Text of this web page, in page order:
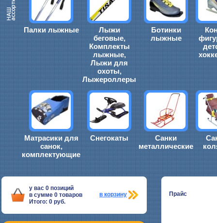
Палки лыжные
Лыжи
беговые,
Комплекты
лыжные,
Лыжи для
охоты,
Лыжероллеры
Ботинки
лыжные
Матрасики для
санок,
комплектующие
Снегокаты
Санки
металлические
у вас 0 позиций
в сумме 0 товаров
Итого: 0 руб.
в корзину Прайс